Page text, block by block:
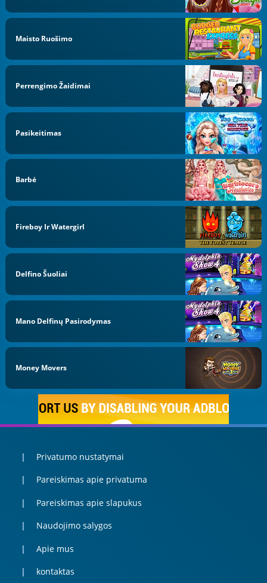
Maisto Ruošimo
Perrengimo Žaidimai
Pasikeitimas
Barbė
Fireboy Ir Watergirl
Delfino Šuoliai
Mano Delfinų Pasirodymas
Money Movers
Privatumo nustatymai
Pareiskimas apie privatuma
Pareiskimas apie slapukus
Naudojimo salygos
Apie mus
kontaktas